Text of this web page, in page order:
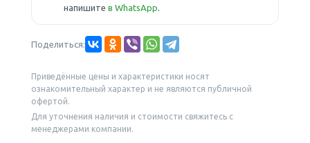
напишите в WhatsApp.
Поделиться:
Приведённые цены и характеристики носят
ознакомительный характер и не являются публичной
офертой.
Для уточнения наличия и стоимости свяжитесь с
менеджерами компании.